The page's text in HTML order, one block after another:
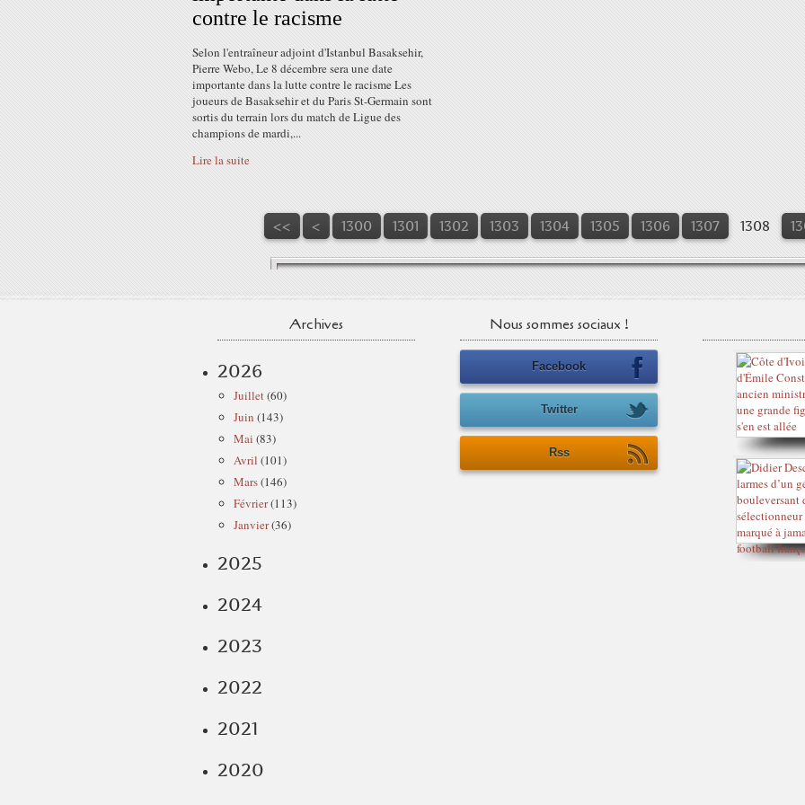
contre le racisme
Selon l'entraîneur adjoint d'Istanbul Basaksehir,
Pierre Webo, Le 8 décembre sera une date
importante dans la lutte contre le racisme Les
joueurs de Basaksehir et du Paris St-Germain sont
sortis du terrain lors du match de Ligue des
champions de mardi,...
Lire la suite
<< < 1300 1301 1302 1303 1304 1305 1306 1307 1308
Archives
2026
Juillet(60)
Juin (143)
Mai (83)
Avril (101)
Mars(146)
Février(113)
Janvier(36)
2025
2024
2023
2022
2021
2020
Nous sommes sociaux !
Facebook
Twitter
Rss